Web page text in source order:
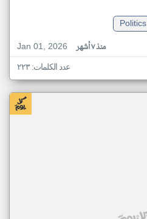
Politics
Jan 01, 2026
منذ ٧ أشهر
عدد الكلمات: ٢٢٣